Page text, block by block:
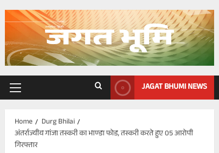
Primary
JAGAT BHUMI NEWS
Home
Durg Bhilai
अंतर्राज्यीय गांजा तस्करी का भाण्डा फोड, तस्करी करते हुए 05 आरोपी
गिरफ्तार